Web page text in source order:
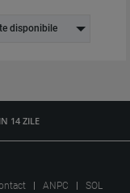
disponibile
14 ZILE
ANPC SOL